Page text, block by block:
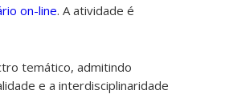
on-line. A atividade é
temático, admitindo
e a interdisciplinaridade